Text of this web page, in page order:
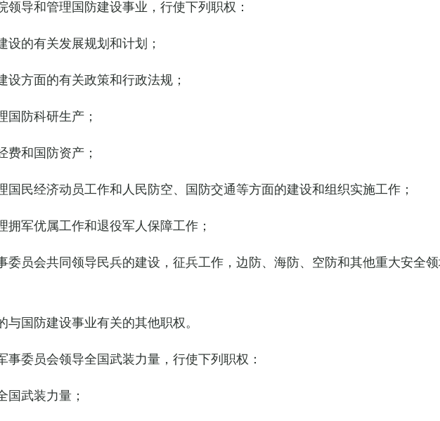
导和管理国防建设事业，行使下列职权：
设的有关发展规划和计划；
设方面的有关政策和行政法规；
国防科研生产；
费和国防资产；
国民经济动员工作和人民防空、国防交通等方面的建设和组织实施工作；
拥军优属工作和退役军人保障工作；
委员会共同领导民兵的建设，征兵工作，边防、海防、空防和其他重大安全
与国防建设事业有关的其他职权。
委员会领导全国武装力量，行使下列职权：
国武装力量；